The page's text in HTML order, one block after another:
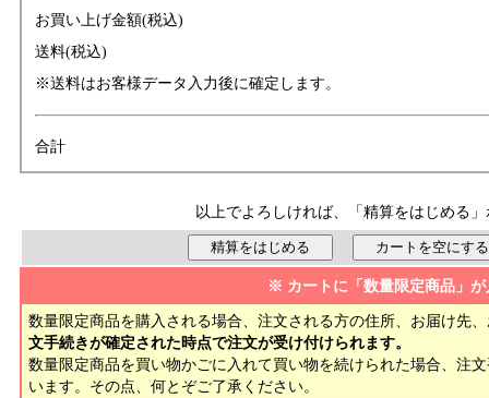
お買い上げ金額(税込)
送料(税込)
※送料はお客様データ入力後に確定します。
合計
以上でよろしければ、「精算をはじめる
※ カートに「数量限定商品」
数量限定商品を購入される場合、注文される方の住所、お届け先
文手続きが確定された時点で注文が受け付けられます。
数量限定商品を買い物かごに入れて買い物を続けられた場合、注
います。その点、何とぞご了承ください。